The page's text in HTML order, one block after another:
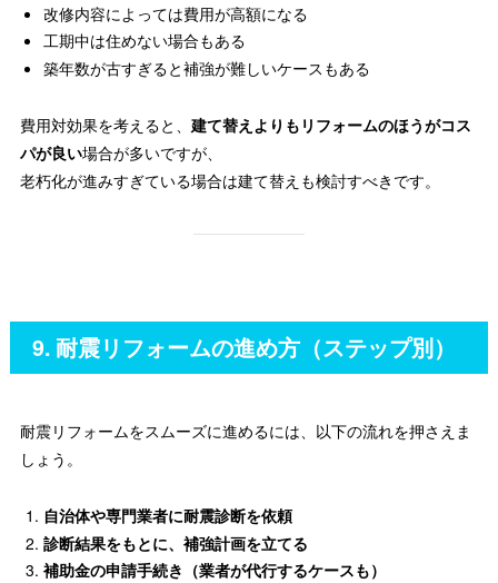
改修内容によっては費用が高額になる
工期中は住めない場合もある
築年数が古すぎると補強が難しいケースもある
費用対効果を考えると、 建て替えよりもリフォームのほうがコス
パが良い場合が多いですが、
老朽化が進みすぎている場合は建て替えも検討すべきです。
9. 耐震リフォームの進め方（ステップ別）
耐震リフォームをスムーズに進めるには、以下の流れを押さえま
しょう。
自治体や専門業者に耐震診断を依頼
診断結果をもとに、補強計画を立てる
補助金の申請手続き（業者が代行するケースも）